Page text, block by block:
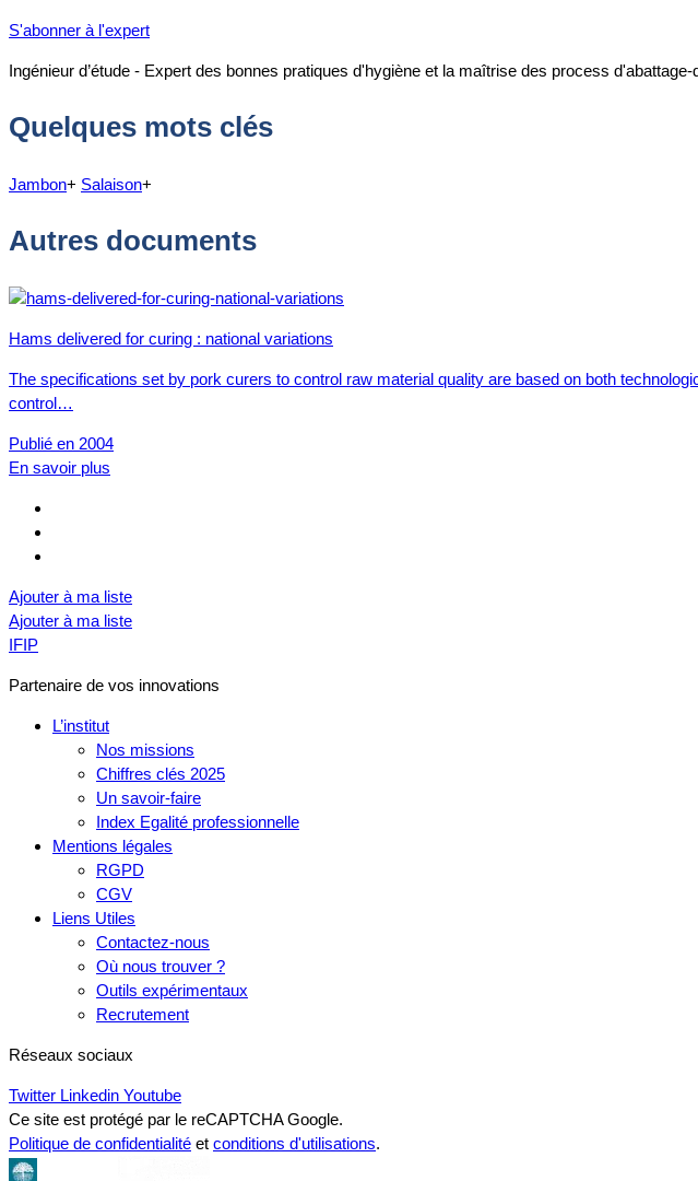
S'abonner à l'expert
Ingénieur d’étude - Expert des bonnes pratiques d'hygiène et la maîtrise des process d'abattage-
Quelques mots clés
Jambon+ Salaison+
Autres documents
Hams delivered for curing : national variations
The specifications set by pork curers to control raw material quality are based on both
control…
Publié en 2004
En savoir plus
Ajouter à ma liste
Ajouter à ma liste
IFIP
Partenaire de vos innovations
L’institut
Nos missions
Chiffres clés 2025
Un savoir-faire
Index Egalité professionnelle
Mentions légales
RGPD
CGV
Liens Utiles
Contactez-nous
Où nous trouver ?
Outils expérimentaux
Recrutement
Réseaux sociaux
Twitter Linkedin Youtube
Ce site est protégé par le reCAPTCHA Google.
Politique de confidentialité et conditions d'utilisations.